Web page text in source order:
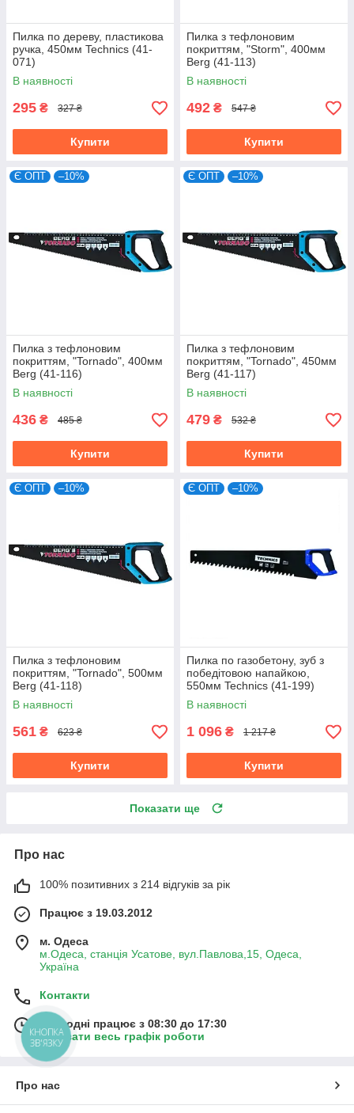
Пилка по дереву, пластикова
ручка, 450мм Technics (41-
071)
В наявності
295 ₴ 327 ₴
Купити
Пилка з тефлоновим
покриттям, "Storm", 400мм
Berg (41-113)
В наявності
492 ₴ 547 ₴
Купити
Є ОПТ –10%
Пилка з тефлоновим
покриттям, "Tornado", 400мм
Berg (41-116)
В наявності
436 ₴ 485 ₴
Купити
Є ОПТ –10%
Пилка з тефлоновим
покриттям, "Tornado", 450мм
Berg (41-117)
В наявності
479 ₴ 532 ₴
Купити
Є ОПТ –10%
Пилка з тефлоновим
покриттям, "Tornado", 500мм
Berg (41-118)
В наявності
561 ₴ 623 ₴
Купити
Є ОПТ –10%
Пилка по газобетону, зуб з
победітовою напайкою,
550мм Technics (41-199)
В наявності
1 096 ₴ 1 217 ₴
Купити
Показати ще
Про нас
100% позитивних з 214 відгуків за рік
Працює з 19.03.2012
м. Одеса
м.Одеса, станція Усатове, вул.Павлова,15, Одеса,
Україна
Контакти
Сьогодні працює з 08:30 до 17:30
Показати весь графік роботи
Про нас
КНОПКА
ЗВ'ЯЗКУ